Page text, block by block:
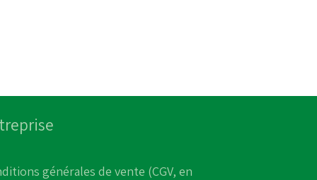
générales de vente (CGV, en